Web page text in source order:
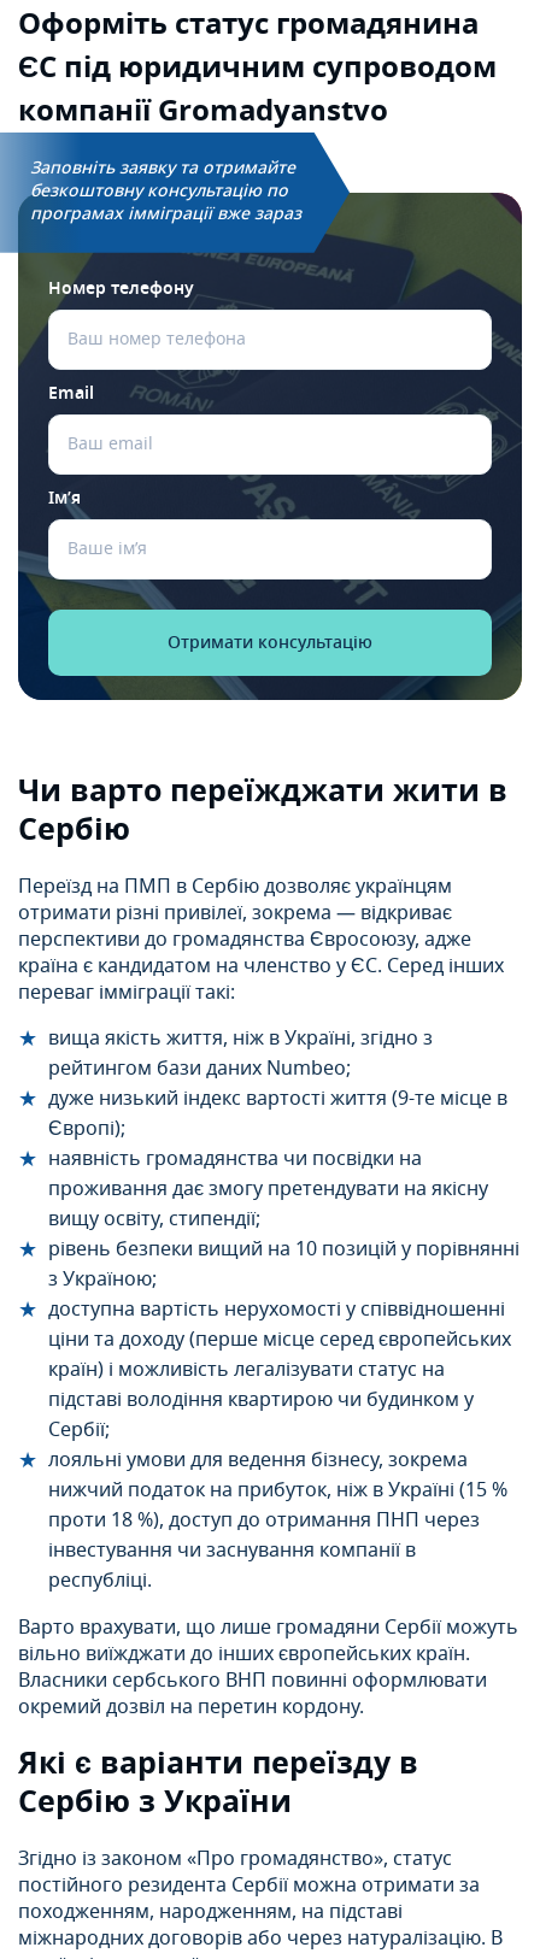
Оформіть статусгромадянина
ЄС підюридичним супроводом
компанії Gromadyanstvo
Заповніть заявку та отримайте
безкоштовну консультацію по
програмах імміграції вже зараз
Номер телефону
Email
Ім’я
Чи варто переїжджати жити в
Сербію
Переїзд на ПМП в Сербію дозволяє українцям
отримати різні привілеї, зокрема — відкриває
перспективи до громадянства Євросоюзу, адже
країна є кандидатом на членство у ЄС. Серед інших
переваг імміграції такі:
вища якість життя, ніж в Україні, згідно з
рейтингом бази даних Numbeo;
дуже низький індекс вартості життя (9-те місце в
Європі);
наявність громадянства чи посвідки на
проживання дає змогу претендувати на якісну
вищу освіту, стипендії;
рівень безпеки вищий на 10 позицій у порівнянні
з Україною;
доступна вартість нерухомості у співвідношенні
ціни та доходу (перше місце серед європейських
країн) і можливість легалізувати статус на
підставі володіння квартирою чи будинком у
Сербії;
лояльні умови для ведення бізнесу, зокрема
нижчий податок на прибуток, ніж в Україні (15 %
проти 18 %), доступ до отримання ПНП через
інвестування чи заснування компанії в
республіці.
Варто врахувати, що лише громадяни Сербії можуть
вільно виїжджати до інших європейських країн.
Власники сербського ВНП повинні оформлювати
окремий дозвіл на перетин кордону.
Які є варіанти переїзду в
Сербію з України
Згідно із законом «Про громадянство», статус
постійного резидента Сербії можна отримати за
походженням, народженням, на підставі
міжнародних договорів або через натуралізацію. В